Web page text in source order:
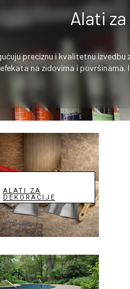
Alati
preciznu i kvalitetnu
na zidovima i površinama.
ALATI ZA
DEKORACIJE